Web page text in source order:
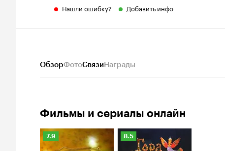
Нашли ошибку? Добавить инфо
ОбзорФотоСвязиНаграды
Фильмы и сериалы онлайн
Рейтинг
Кинопоиска
7.9
Рейтинг
Кинопоиска
8.5